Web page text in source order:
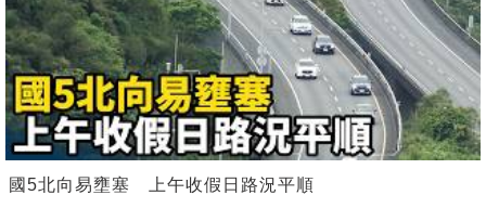
國5北向易壅塞 上午收假日路況平順